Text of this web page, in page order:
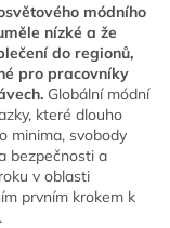
módního
nízké a že
do regionů,
pro pracovníky
Globální módní
které dlouho
minima, svobody
bezpečnosti a
v oblasti
prvním krokem k